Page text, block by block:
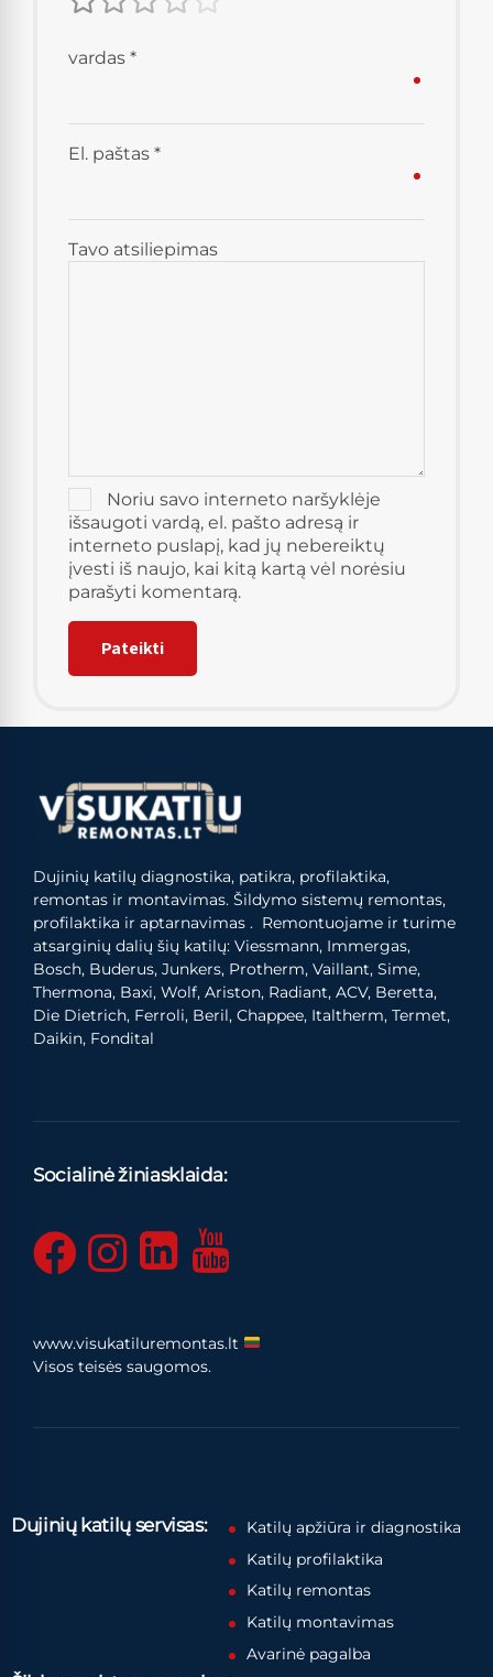
Tavo atsiliepimas
vardas *
El. paštas *
Noriu savo interneto naršyklėje
išsaugoti vardą, el. pašto adresą ir
interneto puslapį, kad jų nebereiktų
įvesti iš naujo, kai kitą kartą vėl norėsiu
parašyti komentarą.
Dujinių katilų diagnostika, patikra, profilaktika,
remontas ir montavimas. Šildymo sistemų remontas,
profilaktika ir aptarnavimas . Remontuojame ir turime
atsarginių dalių šių katilų: Viessmann, Immergas,
Bosch, Buderus, Junkers, Protherm, Vaillant, Sime,
Thermona, Baxi, Wolf, Ariston, Radiant, ACV, Beretta,
Die Dietrich, Ferroli, Beril, Chappee, Italtherm, Termet,
Daikin, Fondital
Socialinė žiniasklaida:
www.visukatiluremontas.lt
Visos teisės saugomos.
Dujinių katilų servisas:
Katilų apžiūra ir diagnostika
Katilų profilaktika
Katilų remontas
Katilų montavimas
Avarinė pagalba